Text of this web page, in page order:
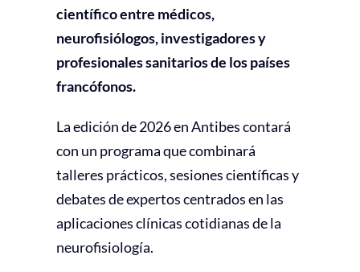
científico entre médicos,
neurofisiólogos, investigadores y
profesionales sanitarios de los países
francófonos.
La edición de 2026 en Antibes contará
con un programa que combinará
talleres prácticos, sesiones científicas y
debates de expertos centrados en las
aplicaciones clínicas cotidianas de la
neurofisiología.